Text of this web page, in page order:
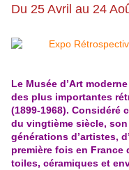
Du 25 Avril au 24
Le Musée d’Art
des plus importantes
(1899-1968). Considéré
du vingtième siècle,
générations d’artistes,
première fois en France
toiles, céramiques et